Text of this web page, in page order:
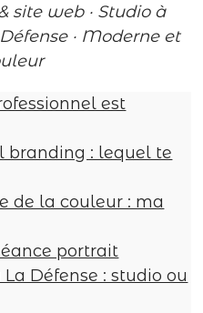
site web · Studio à
· Moderne et
est
branding : lequel te
de la couleur : ma
portrait
Défense : studio ou